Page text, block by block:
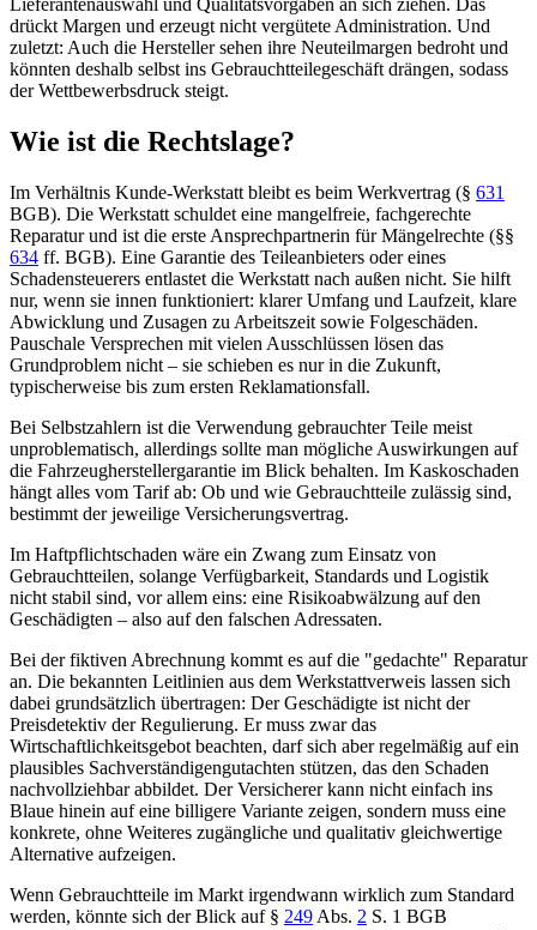
Lieferantenauswahl und Qualitätsvorgaben an sich ziehen. Das
drückt Margen und erzeugt nicht vergütete Administration. Und
zuletzt: Auch die Hersteller sehen ihre Neuteilmargen bedroht und
könnten deshalb selbst ins Gebrauchtteilegeschäft drängen, sodass
der Wettbewerbsdruck steigt.
Wie ist die Rechtslage?
Im Verhältnis Kunde-Werkstatt bleibt es beim Werkvertrag (§ 631
BGB). Die Werkstatt schuldet eine mangelfreie, fachgerechte
Reparatur und ist die erste Ansprechpartnerin für Mängelrechte (§§
634 ff. BGB). Eine Garantie des Teileanbieters oder eines
Schadensteuerers entlastet die Werkstatt nach außen nicht. Sie hilft
nur, wenn sie innen funktioniert: klarer Umfang und Laufzeit, klare
Abwicklung und Zusagen zu Arbeitszeit sowie Folgeschäden.
Pauschale Versprechen mit vielen Ausschlüssen lösen das
Grundproblem nicht – sie schieben es nur in die Zukunft,
typischerweise bis zum ersten Reklamationsfall.
Bei Selbstzahlern ist die Verwendung gebrauchter Teile meist
unproblematisch, allerdings sollte man mögliche Auswirkungen auf
die Fahrzeugherstellergarantie im Blick behalten. Im Kaskoschaden
hängt alles vom Tarif ab: Ob und wie Gebrauchtteile zulässig sind,
bestimmt der jeweilige Versicherungsvertrag.
Im Haftpflichtschaden wäre ein Zwang zum Einsatz von
Gebrauchtteilen, solange Verfügbarkeit, Standards und Logistik
nicht stabil sind, vor allem eins: eine Risikoabwälzung auf den
Geschädigten – also auf den falschen Adressaten.
Bei der fiktiven Abrechnung kommt es auf die "gedachte" Reparatur
an. Die bekannten Leitlinien aus dem Werkstattverweis lassen sich
dabei grundsätzlich übertragen: Der Geschädigte ist nicht der
Preisdetektiv der Regulierung. Er muss zwar das
Wirtschaftlichkeitsgebot beachten, darf sich aber regelmäßig auf ein
plausibles Sachverständigengutachten stützen, das den Schaden
nachvollziehbar abbildet. Der Versicherer kann nicht einfach ins
Blaue hinein auf eine billigere Variante zeigen, sondern muss eine
konkrete, ohne Weiteres zugängliche und qualitativ gleichwertige
Alternative aufzeigen.
Wenn Gebrauchtteile im Markt irgendwann wirklich zum Standard
werden, könnte sich der Blick auf § 249 Abs. 2 S. 1 BGB